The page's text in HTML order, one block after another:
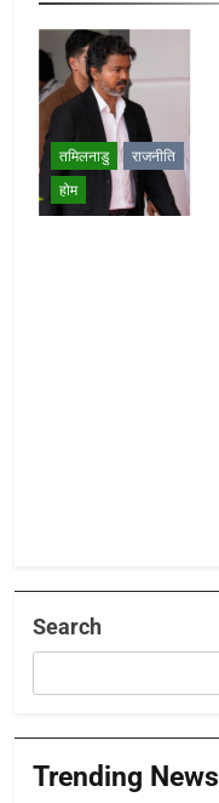
तमिलनाडु
राजनीति
होम
Search
Trending News